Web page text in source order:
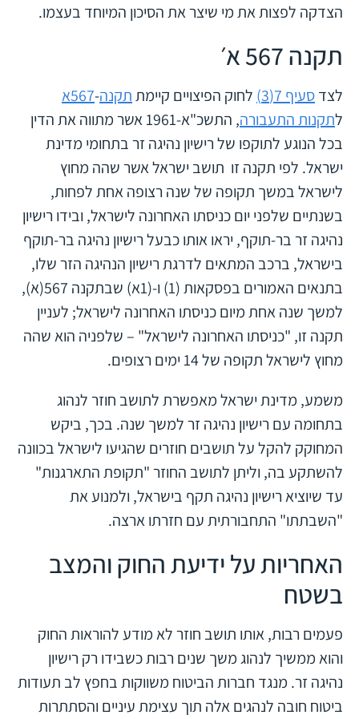
הצדקה לפצות את מי שיצר את הסיכון המיוחד בעצמו.
תקנה 567 א׳
לצדסעיף 7(3) לחוק הפיצויים קיימתתקנה-567א
לתקנות התעבורה
, התשכ"א-1961 אשר מתווה את הדין
בכל הנוגע לתוקפו של רישיון נהיגה זר בתחומי מדינת
ישראל. לפי תקנה זו תושב ישראל אשר שהה מחוץ
לישראל במשך תקופה של שנה רצופה אחת לפחות,
בשנתיים שלפני יום כניסתו האחרונה לישראל, ובידו רישיון
נהיגה זר בר-תוקף, יראו אותו כבעל רישיון נהיגה בר-תוקף
בישראל, ברכב המתאים לדרגת רישיון הנהיגה הזר שלו,
בתנאים האמורים בפסקאות (1) ו-(1א) שבתקנה 567(א),
למשך שנה אחת מיום כניסתו האחרונה לישראל; לעניין
תקנה זו, "כניסתו האחרונה לישראל" – שלפניה הוא שהה
מחוץ לישראל תקופה של 14 ימים רצופים.
משמע, מדינת ישראל מאפשרת לתושב חוזר לנהוג
בתחומה עם רישיון נהיגה זר למשך שנה. בכך, ביקש
המחוקק להקל על תושבים חוזרים שהגיעו לישראל בכוונה
להשתקע בה, וליתן לתושב החוזר "תקופת התארגנות"
עד שיוציא רישיון נהיגה תקף בישראל, ולמנוע את
"השבתתו" התחבורתית עם חזרתו ארצה.
האחריות על ידיעת החוק והמצב
בשטח
פעמים רבות, אותו תושב חוזר לא מודע להוראות החוק
והוא ממשיך לנהוג משך שנים רבות כשבידו רק רישיון
נהיגה זר. מנגד חברות הביטוח משווקות בחפץ לב תעודות
ביטוח חובה לנהגים אלה תוך עצימת עיניים והסתתרות